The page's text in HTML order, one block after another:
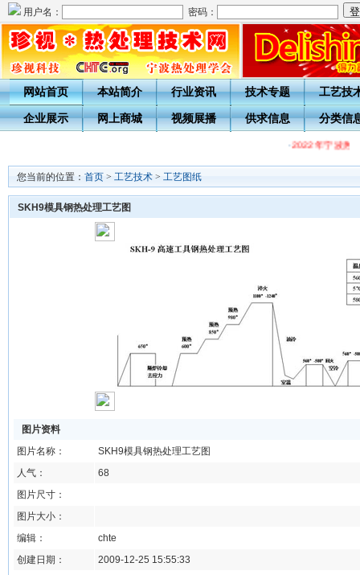
用户名： 密码：
网站首页 本站简介 行业资讯 技术专题 工艺技
企业展示 网上商城 视频展播 供求信息 分类信
·2022年宁波热
您当前的位置： 首页 > 工艺技术 > 工艺图纸
SKH9模具钢热处理工艺图
图片资料
图片名称：
SKH9模具钢热处理工艺图
人气：
68
图片尺寸：
图片大小：
编辑：
chte
创建日期：
2009-12-25 15:55:33